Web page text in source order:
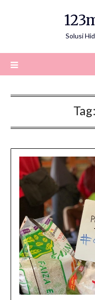
Solusi
Tag: